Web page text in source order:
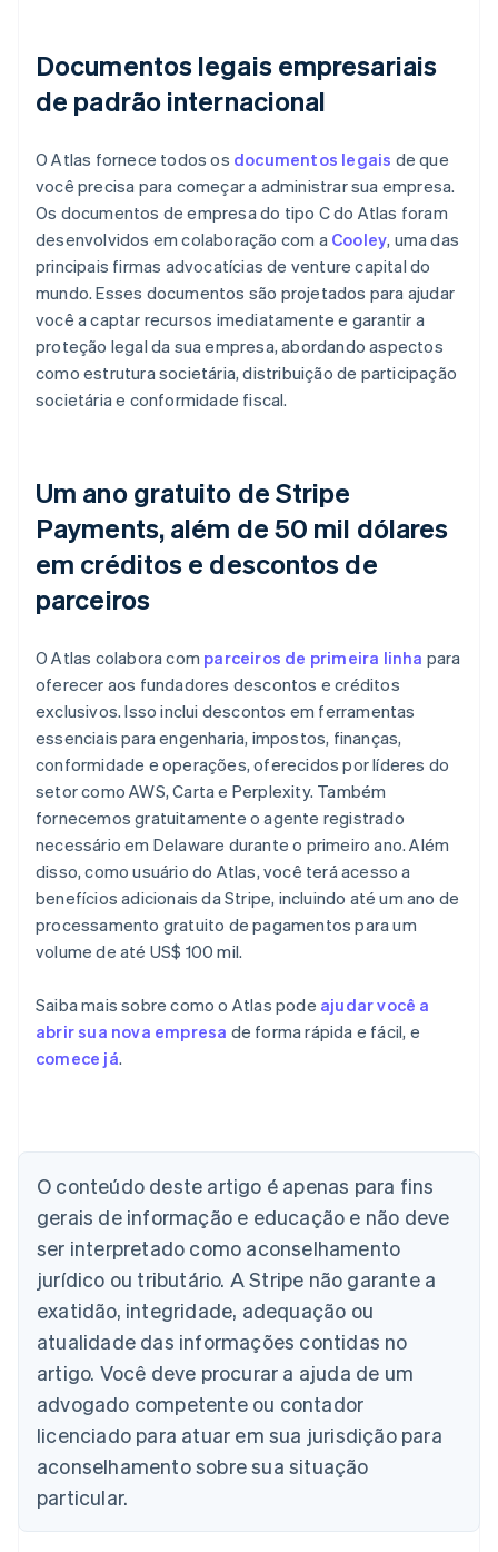
Documentos legais empresariais
de padrão internacional
O Atlas fornece todos os documentos legais de que
você precisa para começar a administrar sua empresa.
Os documentos de empresa do tipo C do Atlas foram
desenvolvidos em colaboração com a Cooley, uma das
principais firmas advocatícias de venture capital do
mundo. Esses documentos são projetados para ajudar
você a captar recursos imediatamente e garantir a
proteção legal da sua empresa, abordando aspectos
como estrutura societária, distribuição de participação
societária e conformidade fiscal.
Um ano gratuito de Stripe
Payments, além de 50 mil dólares
em créditos e descontos de
parceiros
O Atlas colabora com parceiros de primeira linha para
oferecer aos fundadores descontos e créditos
exclusivos. Isso inclui descontos em ferramentas
essenciais para engenharia, impostos, finanças,
conformidade e operações, oferecidos por líderes do
setor como AWS, Carta e Perplexity. Também
fornecemos gratuitamente o agente registrado
necessário em Delaware durante o primeiro ano. Além
disso, como usuário do Atlas, você terá acesso a
benefícios adicionais da Stripe, incluindo até um ano de
processamento gratuito de pagamentos para um
volume de até US$ 100 mil.
Saiba mais sobre como o Atlas pode ajudar você a
abrir sua nova empresa de forma rápida e fácil, e
comece já.
O conteúdo deste artigo é apenas para fins
gerais de informação e educação e não deve
ser interpretado como aconselhamento
jurídico ou tributário. A Stripe não garante a
exatidão, integridade, adequação ou
atualidade das informações contidas no
artigo. Você deve procurar a ajuda de um
advogado competente ou contador
licenciado para atuar em sua jurisdição para
aconselhamento sobre sua situação
particular.
Austrália
English
Áustria
DeutschEnglish
Bélgica
Brasil
PortuguêsEnglish
Bulgária
Canadá
EnglishFrançais
China continental
简体中文English
Chipre
English
Croácia
EnglishItaliano